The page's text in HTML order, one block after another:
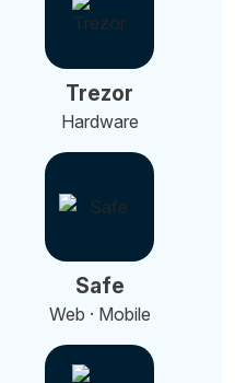
Trezor
Hardware
Safe
Web · Mobile